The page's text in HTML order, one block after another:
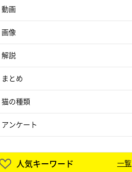
動画
画像
解説
まとめ
猫の種類
アンケート
人気キーワード 一覧